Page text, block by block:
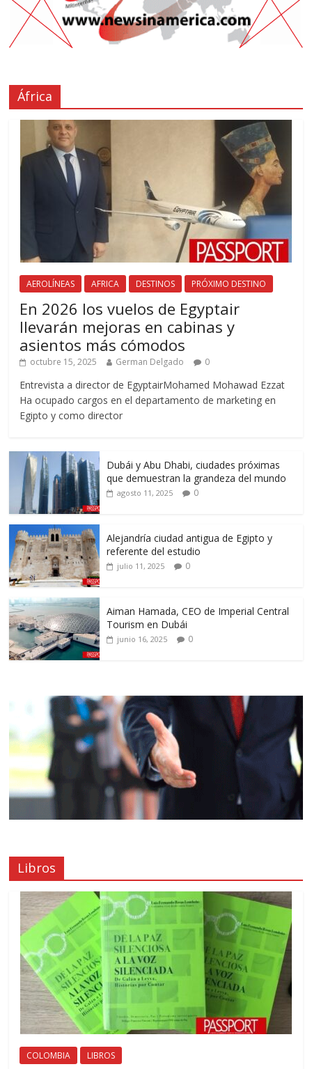
África
AEROLÍNEAS AFRICA DESTINOS PRÓXIMO DESTINO
En 2026 los vuelos de Egyptair
llevarán mejoras en cabinas y
asientos más cómodos
octubre 15, 2025 German Delgado 0
Entrevista a director de EgyptairMohamed Mohawad Ezzat
Ha ocupado cargos en el departamento de marketing en
Egipto y como director
Dubái y Abu Dhabi, ciudades próximas
que demuestran la grandeza del mundo
agosto 11, 2025 0
Alejandría ciudad antigua de Egipto y
referente del estudio
julio 11, 2025 0
Aiman Hamada, CEO de Imperial Central
Tourism en Dubái
junio 16, 2025 0
Libros
COLOMBIA LIBROS